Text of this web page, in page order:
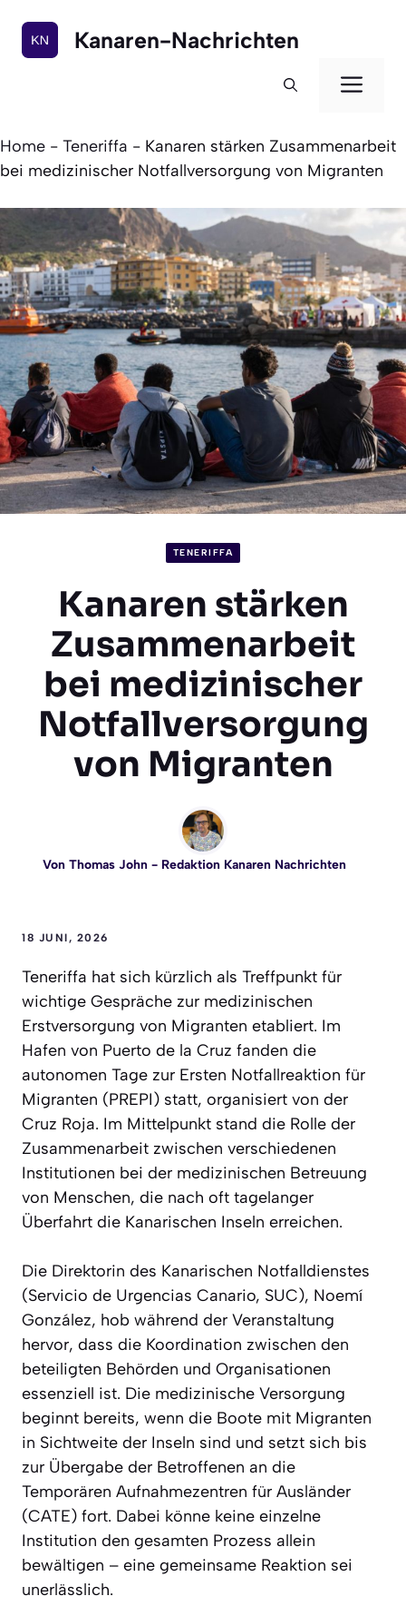
Inhalt
springen
Kanaren-Nachrichten
Home - Teneriffa - Kanaren stärken Zusammenarbeit
bei medizinischer Notfallversorgung von Migranten
TENERIFFA
Kanaren stärken
Zusammenarbeit
bei medizinischer
Notfallversorgung
von Migranten
Von Thomas John- Redaktion Kanaren Nachrichten
18 JUNI, 2026
Teneriffa hat sich kürzlich als Treffpunkt für
wichtige Gespräche zur medizinischen
Erstversorgung von Migranten etabliert. Im
Hafen von Puerto de la Cruz fanden die
autonomen Tage zur Ersten Notfallreaktion für
Migranten (PREPI) statt, organisiert von der
Cruz Roja. Im Mittelpunkt stand die Rolle der
Zusammenarbeit zwischen verschiedenen
Institutionen bei der medizinischen Betreuung
von Menschen, die nach oft tagelanger
Überfahrt die Kanarischen Inseln erreichen.
Die Direktorin des Kanarischen Notfalldienstes
(Servicio de Urgencias Canario, SUC), Noemí
González, hob während der Veranstaltung
hervor, dass die Koordination zwischen den
beteiligten Behörden und Organisationen
essenziell ist. Die medizinische Versorgung
beginnt bereits, wenn die Boote mit Migranten
in Sichtweite der Inseln sind und setzt sich bis
zur Übergabe der Betroffenen an die
Temporären Aufnahmezentren für Ausländer
(CATE) fort. Dabei könne keine einzelne
Institution den gesamten Prozess allein
bewältigen – eine gemeinsame Reaktion sei
unerlässlich.